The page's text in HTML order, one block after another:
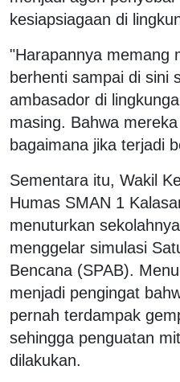
kesiapsiagaan di
"Harapannya memang
berhenti sampai di sini
ambasador di
masing. Bahwa
bagaimana jika terjadi
Sementara itu, Wakil
Humas SMAN 1
menuturkan
menggelar simulasi
Bencana (SPAB).
menjadi pengingat
pernah terdampak
sehingga penguatan
dilakukan.